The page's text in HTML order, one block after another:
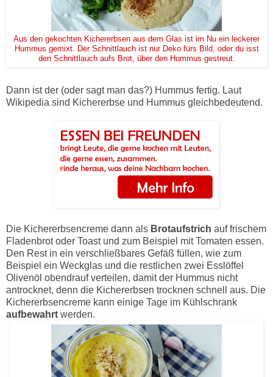
Aus den gekochten Kichererbsen aus dem Glas ist im Nu ein leckerer
Hummus gemixt. Der Schnittlauch ist nur Deko fürs Bild, oder du isst
den Schnittlauch aufs Brot, über den Hummus gestreut.
Dann ist der (oder sagt man das?) Hummus fertig. Laut
Wikipedia sind Kichererbse und Hummus gleichbedeutend.
Die Kichererbsencreme dann als Brotaufstrich auf frischem
Fladenbrot oder Toast und zum Beispiel mit Tomaten essen.
Den Rest in ein verschließbares Gefäß füllen, wie zum
Beispiel ein Weckglas und die restlichen zwei Esslöffel
Olivenöl obendrauf verteilen, damit der Hummus nicht
antrocknet, denn die Kichererbsen trocknen schnell aus. Die
Kichererbsencreme kann einige Tage im Kühlschrank
aufbewahrt werden.